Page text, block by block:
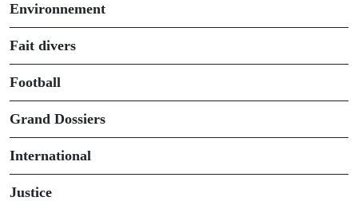
Environnement
Fait divers
Football
Grand Dossiers
International
Justice